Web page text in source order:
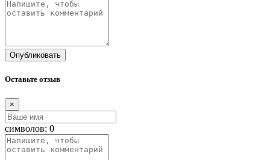
Опубликовать
Оставьте отзыв
×
символов: 0